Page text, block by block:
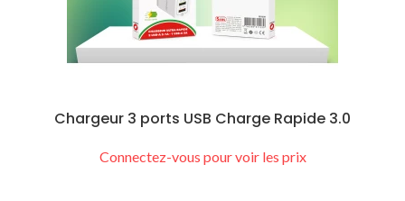
Chargeur 3 ports USB Charge Rapide 3.0
Connectez-vous pour voir les prix